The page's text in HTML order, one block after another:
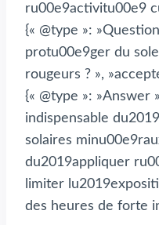
ru00e9activitu00e9
{« @type »:
protu00e9ger du
rougeurs ? »,
{« @type »: »Answer
indispensable
solaires
du2019appliquer
limiter
des heures de forte